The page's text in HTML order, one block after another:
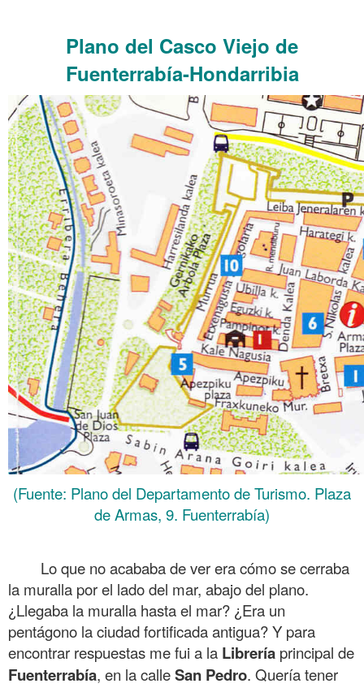
Plano del Casco Viejo de
Fuenterrabía-Hondarribia
(Fuente: Plano del Departamento de Turismo. Plaza
de Armas, 9. Fuenterrabía)
Lo que no acababa de ver era cómo se cerraba
la muralla por el lado del mar, abajo del plano.
¿Llegaba la muralla hasta el mar? ¿Era un
pentágono la ciudad fortificada antigua? Y para
encontrar respuestas me fui a la Librería principal de
Fuenterrabía, en la calleSan Pedro. Quería tener